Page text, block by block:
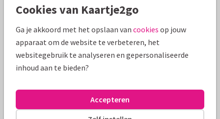
Trendy kaart om een 'topper' te bedanken! Met
elementen en foto op binnenzijde.
Alle kaarten zijn helemaal naar wens aan te passen
Formaten en prijzen
Cookies van Kaartje2go
Ga je akkoord met het opslaan van cookies op jouw
apparaat om de website te verbeteren, het
websitegebruik te analyseren en gepersonaliseerde
inhoud aan te bieden?
Accepteren